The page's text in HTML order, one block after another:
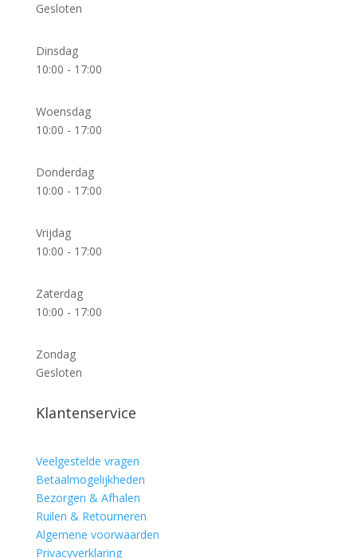
Gesloten
Dinsdag
10:00 - 17:00
Woensdag
10:00 - 17:00
Donderdag
10:00 - 17:00
Vrijdag
10:00 - 17:00
Zaterdag
10:00 - 17:00
Zondag
Gesloten
Klantenservice
Veelgestelde vragen
Betaalmogelijkheden
Bezorgen & Afhalen
Ruilen & Retourneren
Algemene voorwaarden
Privacyverklaring